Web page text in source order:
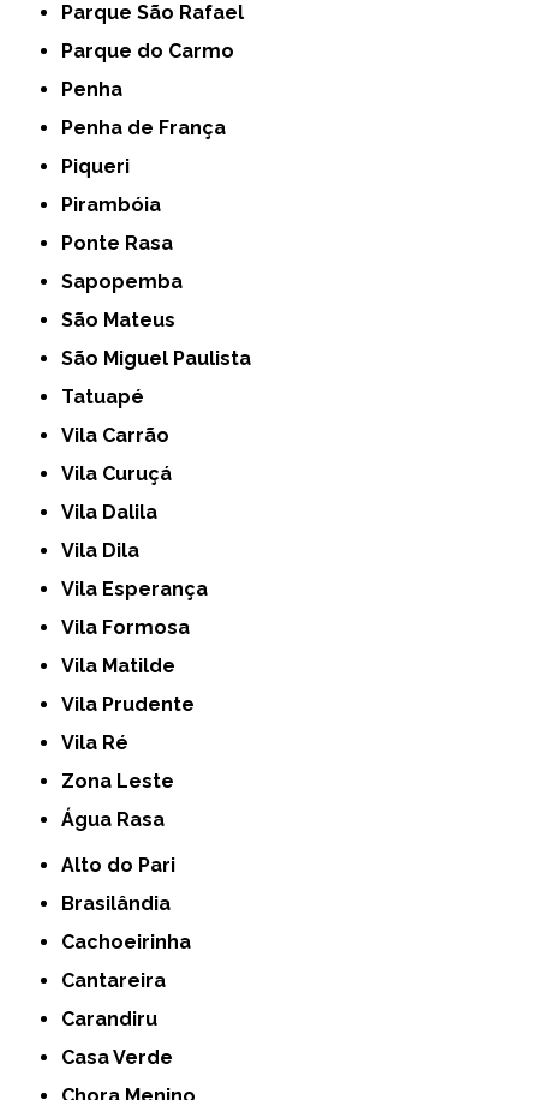
Parque São Rafael
Parque do Carmo
Penha
Penha de França
Piqueri
Pirambóia
Ponte Rasa
Sapopemba
São Mateus
São Miguel Paulista
Tatuapé
Vila Carrão
Vila Curuçá
Vila Dalila
Vila Dila
Vila Esperança
Vila Formosa
Vila Matilde
Vila Prudente
Vila Ré
Zona Leste
Água Rasa
Alto do Pari
Brasilândia
Cachoeirinha
Cantareira
Carandiru
Casa Verde